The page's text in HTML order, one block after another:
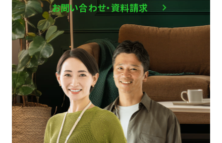
お問い合わせ・資料請求